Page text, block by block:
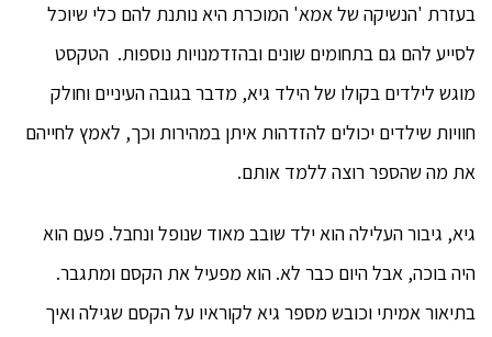
בעזרת 'הנשיקה של אמא' המוכרת היא נותנת להם כלי שיוכל
לסייע להם גם בתחומים שונים ובהזדמנויות נוספות. הטקסט
מוגש לילדים בקולו של הילד גיא, מדבר בגובה העיניים וחולק
חוויות שילדים יכולים להזדהות איתן במהירות וכך, לאמץ לחייהם
את מה שהספר רוצה ללמד אותם.
גיא, גיבור העלילה הוא ילד שובב מאוד שנופל ונחבל. פעם הוא
היה בוכה, אבל היום כבר לא. הוא מפעיל את הקסם ומתגבר.
בתיאור אמיתי וכובש מספר גיא לקוראיו על הקסם שגילה ואיך